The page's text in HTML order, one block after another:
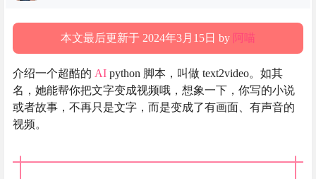
本文最后更新于 2024年3月15日 by 阿喵
介绍一个超酷的 AI python 脚本，叫做 text2video。如其
名，她能帮你把文字变成视频哦，想象一下，你写的小说
或者故事，不再只是文字，而是变成了有画面、有声音的
视频。